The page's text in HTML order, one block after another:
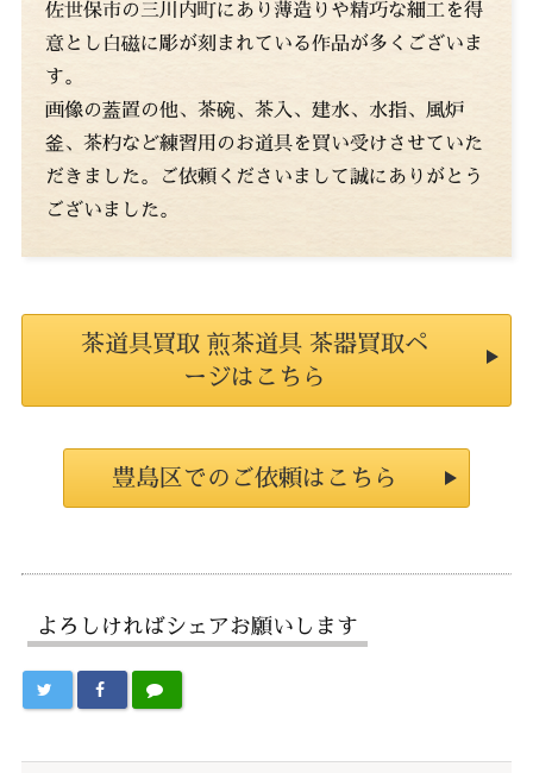
佐世保市の三川内町にあり薄造りや精巧な細工を得
意とし白磁に彫が刻まれている作品が多くございま
す。
画像の蓋置の他、茶碗、茶入、建水、水指、風炉
釜、茶杓など練習用のお道具を買い受けさせていた
だきました。ご依頼くださいまして誠にありがとう
ございました。
茶道具買取 煎茶道具 茶器買取ペ
ージはこちら
豊島区でのご依頼はこちら
よろしければシェアお願いします